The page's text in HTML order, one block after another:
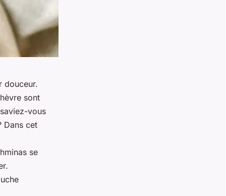
douceur.
sont
vous
Dans cet
se